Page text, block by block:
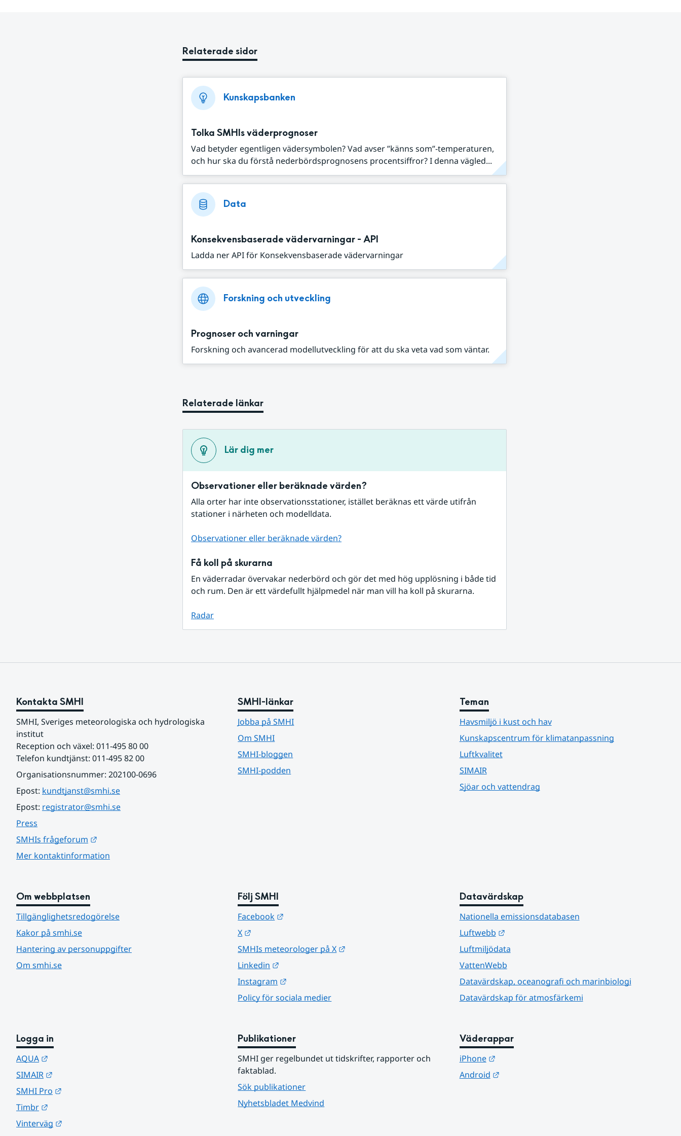
Relaterade sidor
Kunskapsbanken
Tolka SMHIs väderprognoser
Vad betyder egentligen vädersymbolen? Vad avser ”känns som”-temperaturen,
och hur ska du förstå nederbördsprognosens procentsiffror? I denna vägled...
Data
Konsekvensbaserade vädervarningar - API
Ladda ner API för Konsekvensbaserade vädervarningar
Forskning och utveckling
Prognoser och varningar
Forskning och avancerad modellutveckling för att du ska veta vad som väntar.
Relaterade länkar
Lär dig mer
Observationer eller beräknade värden?
Alla orter har inte observationsstationer, istället beräknas ett värde utifrån
stationer i närheten och modelldata.
Observationer eller beräknade värden?
Få koll på skurarna
En väderradar övervakar nederbörd och gör det med hög upplösning i både tid
och rum. Den är ett värdefullt hjälpmedel när man vill ha koll på skurarna.
Radar
Kontakta SMHI
SMHI, Sveriges meteorologiska och hydrologiska
institut
Reception och växel: 011-495 80 00
Telefon kundtjänst: 011-495 82 00
Organisationsnummer: 202100-0696
Epost: kundtjanst@smhi.se
Epost: registrator@smhi.se
Press
SMHIs frågeforum
Mer kontaktinformation
SMHI-länkar
Jobba på SMHI
Om SMHI
SMHI-bloggen
SMHI-podden
Teman
Havsmiljö i kust och hav
Kunskapscentrum för klimatanpassning
Luftkvalitet
SIMAIR
Sjöar och vattendrag
Om webbplatsen
Tillgänglighetsredogörelse
Kakor på smhi.se
Hantering av personuppgifter
Om smhi.se
Följ SMHI
Facebook
X
SMHIs meteorologer på X
Linkedin
Instagram
Policy för sociala medier
Datavärdskap
Nationella emissionsdatabasen
Luftwebb
Länk till annan webbplats.
Luftmiljödata
VattenWebb
Datavärdskap, oceanografi och marinbiologi
Datavärdskap för atmosfärkemi
Logga in
AQUA
SIMAIR
SMHI Pro
Timbr
Vinterväg
Publikationer
SMHI ger regelbundet ut tidskrifter, rapporter och
faktablad.
Sök publikationer
Nyhetsbladet Medvind
Väderappar
iPhone
Länk till annan webbplats.
Android
Länk till annan webbplats.